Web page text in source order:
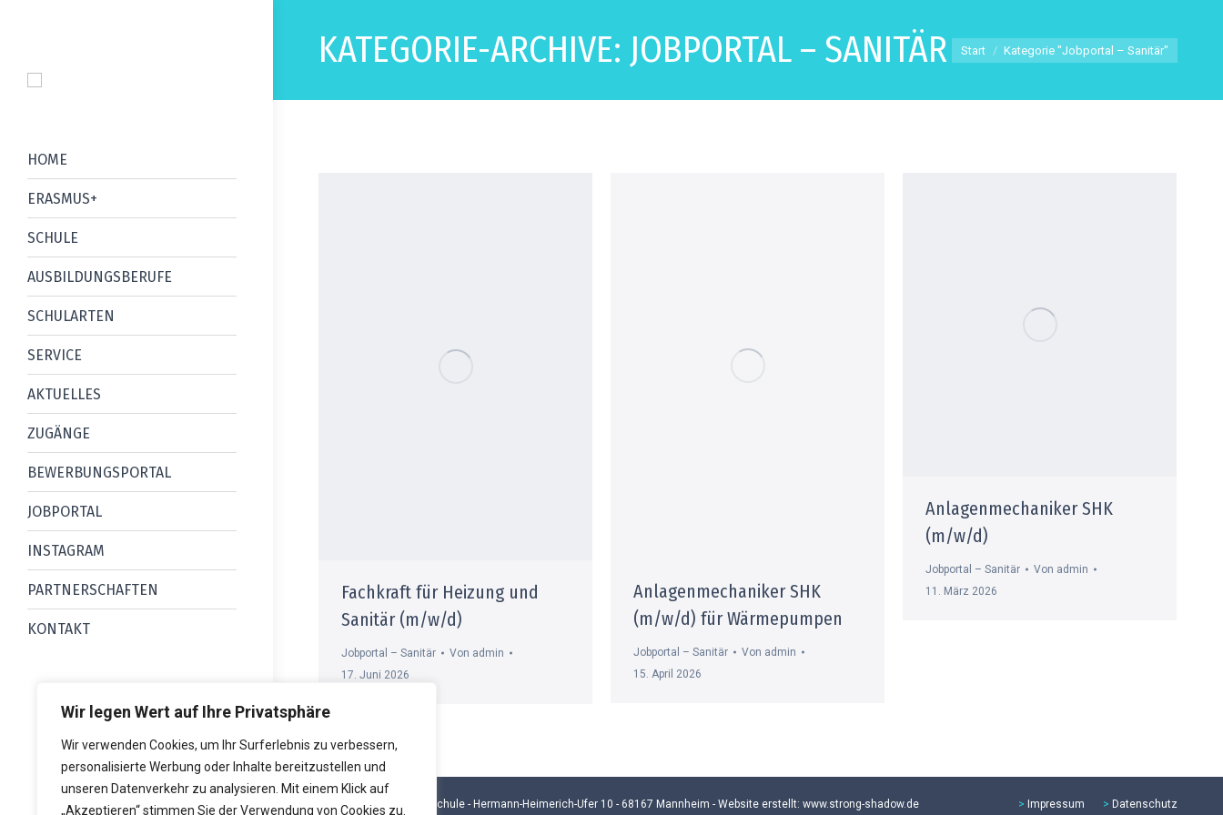
Wir legen Wert auf Ihre Privatsphäre
Wir verwenden Cookies, um Ihr Surferlebnis zu verbessern,
personalisierte Werbung oder Inhalte bereitzustellen und
unseren Datenverkehr zu analysieren. Mit einem Klick auf
„Akzeptieren“ stimmen Sie der Verwendung von Cookies zu.
HOME
ERASMUS+
SCHULE
AUSBILDUNGSBERUFE
SCHULARTEN
SERVICE
AKTUELLES
ZUGÄNGE
BEWERBUNGSPORTAL
JOBPORTAL
INSTAGRAM
PARTNERSCHAFTEN
KONTAKT
KATEGORIE-ARCHIVE: JOBPORTAL – SANITÄR Sie befinden sich hier:
Start Kategorie "Jobportal – Sanitär"
Fachkraft für Heizung und
Sanitär (m/w/d)
Jobportal – Sanitär Von admin
17. Juni 2026
Anlagenmechaniker SHK
(m/w/d) für Wärmepumpen
Jobportal – Sanitär Von admin
15. April 2026
Anlagenmechaniker SHK
(m/w/d)
Jobportal – Sanitär Von admin
11. März 2026
© 2026 Heinrich-Lanz-Schule - Hermann-Heimerich-Ufer 10 - 68167 Mannheim - Website erstellt: www.strong-shadow.de > Impressum > Datenschutz